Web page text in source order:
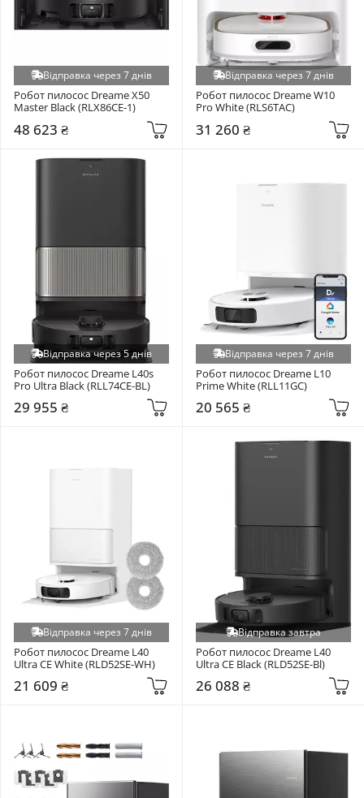
Відправка через 7 днів
Робот пилосос Dreame X50
Master Black (RLX86CE-1)
48 623 ₴
Відправка через 7 днів
Робот пилосос Dreame W10
Pro White (RLS6TAC)
31 260 ₴
Відправка через 5 днів
Робот пилосос Dreame L40s
Pro Ultra Black (RLL74CE-BL)
29 955 ₴
Відправка через 7 днів
Робот пилосос Dreame L10
Prime White (RLL11GC)
20 565 ₴
Відправка через 7 днів
Робот пилосос Dreame L40
Ultra CE White (RLD52SE-WH)
21 609 ₴
Відправка завтра
Робот пилосос Dreame L40
Ultra CE Black (RLD52SE-Bl)
26 088 ₴